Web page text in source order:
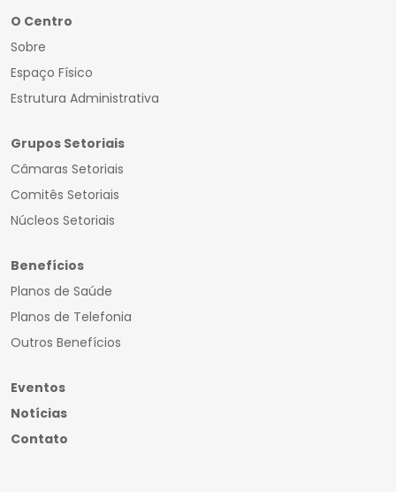
O Centro
Sobre
Espaço Físico
Estrutura Administrativa
Grupos Setoriais
Câmaras Setoriais
Comitês Setoriais
Núcleos Setoriais
Benefícios
Planos de Saúde
Planos de Telefonia
Outros Benefícios
Eventos
Notícias
Contato